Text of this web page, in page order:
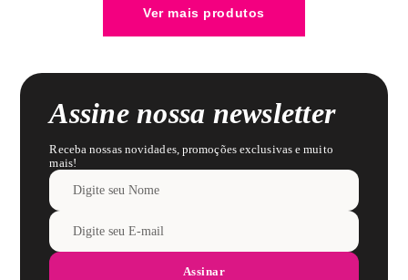
Assine nossa newsletter
Receba nossas novidades, promoções exclusivas e muito
mais!
Assinar